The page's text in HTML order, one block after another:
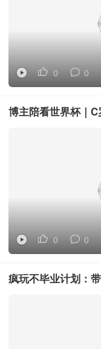
0 0
博主陪看世界杯｜
0 0
疯玩不毕业计划：